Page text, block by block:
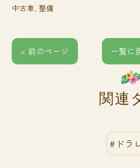
中古車 整備
< 前のページ 一覧に
関連
#ドラ